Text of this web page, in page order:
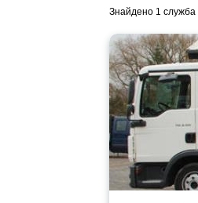
Знайдено 1 служба